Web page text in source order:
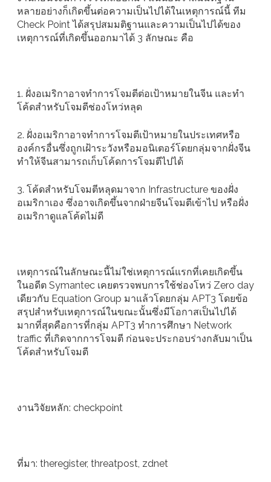
หลายอย่างก็เกิดขึ้นต่อความเป็นไปได้ในเหตุการณ์นี้ ทีม
Check Point ได้สรุปสมมติฐานและความเป็นไปได้ของ
เหตุการณ์ที่เกิดขึ้นออกมาได้ 3 ลักษณะ คือ
1. ฝั่งอเมริกาอาจทำการโจมตีต่อเป้าหมายในจีน และทำ
โค้ดสำหรับโจมตีช่องโหว่หลุด
2. ฝั่งอเมริกาอาจทำการโจมตีเป้าหมายในประเทศหรือ
องค์กรอื่นซึ่งถูกเฝ้าระวังหรือมอนิเตอร์โดยกลุ่มจากฝั่งจีน
ทำให้จีนสามารถเก็บโค้ดการโจมตีไปได้
3. โค้ดสำหรับโจมตีหลุดมาจาก Infrastructure ของฝั่ง
อเมริกาเอง ซึ่งอาจเกิดขึ้นจากฝ่ายจีนโจมตีเข้าไป หรือฝั่ง
อเมริกาดูแลโค้ดไม่ดี
เหตุการณ์ในลักษณะนี้ไม่ใช่เหตุการณ์แรกที่เคยเกิดขึ้น
ในอดีต Symantec เคยตรวจพบการใช้ช่องโหว่ Zero day
เดียวกับ Equation Group มาแล้วโดยกลุ่ม APT3 โดยข้อ
สรุปสำหรับเหตุการณ์ในขณะนั้นซึ่งมีโอกาสเป็นไปได้
มากที่สุดคือการที่กลุ่ม APT3 ทำการศึกษา Network
traffic ที่เกิดจากการโจมตี ก่อนจะประกอบร่างกลับมาเป็น
โค้ดสำหรับโจมตี
งานวิจัยหลัก: checkpoint
ที่มา: theregister, threatpost, zdnet